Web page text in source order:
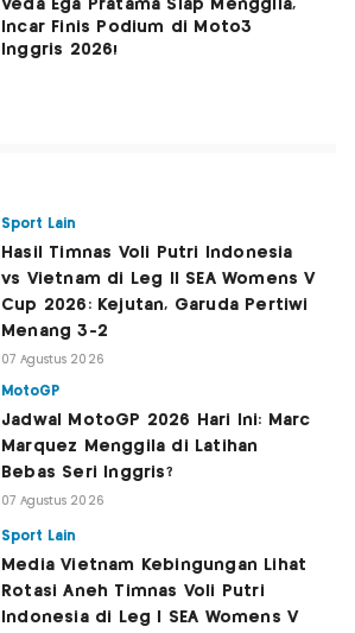
Veda Ega Pratama Siap Menggila,
Incar Finis Podium di Moto3
Inggris 2026!
Sport Lain
Hasil Timnas Voli Putri Indonesia
vs Vietnam di Leg II SEA Womens V
Cup 2026: Kejutan, Garuda Pertiwi
Menang 3-2
07 Agustus 2026
MotoGP
Jadwal MotoGP 2026 Hari Ini: Marc
Marquez Menggila di Latihan
Bebas Seri Inggris?
07 Agustus 2026
Sport Lain
Media Vietnam Kebingungan Lihat
Rotasi Aneh Timnas Voli Putri
Indonesia di Leg I SEA Womens V